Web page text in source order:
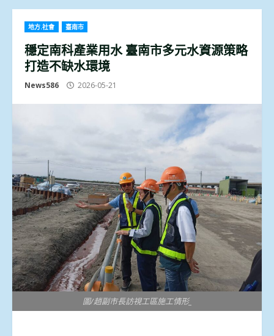
地方.社會 臺南市
穩定南科產業用水 臺南市多元水資源策略
打造不缺水環境
News586 2026-05-21
圖/趙副市長訪視工區施工情形_